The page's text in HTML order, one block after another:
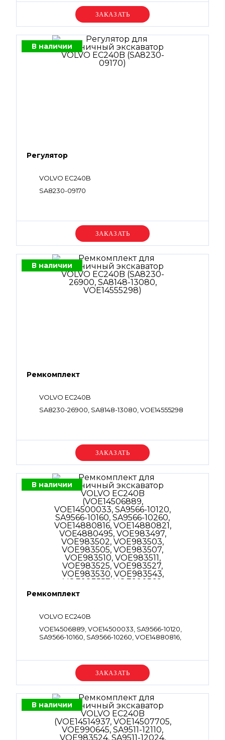
Уточняйте цену
В наличии
Регулятор
VOLVO EC240B
SA8230-09170
Уточняйте цену
В наличии
Ремкомплект
VOLVO EC240B
SA8230-26900, SA8148-13080, VOE14555298
Уточняйте цену
В наличии
Ремкомплект
VOLVO EC240B
VOE14506889, VOE14500033, SA9566-10120,
SA9566-10160, SA9566-10260, VOE14880816,
VOE983507, VOE983510, VOE983511, VOE983525,
VOE983527, VOE983530, VOE983543,
VOE983557, VOE990566, VOE990569,
VOE990756, VOE993323, VOE932042
Уточняйте цену
В наличии